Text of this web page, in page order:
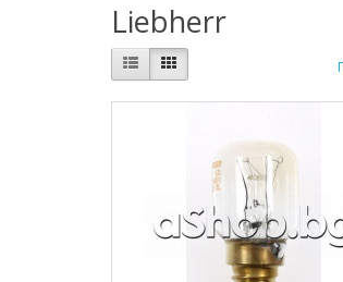
Liebherr